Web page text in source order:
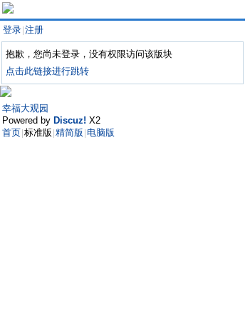
登录 注册
抱歉，您尚未登录，没有权限访问该版块
点击此链接进行跳转
幸福大观园
Powered by Discuz! X2
首页 标准版 精简版 电脑版